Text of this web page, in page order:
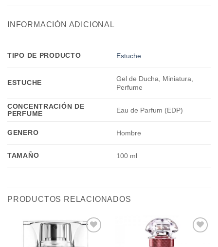
INFORMACIÓN ADICIONAL
TIPO DE PRODUCTO Estuche
ESTUCHE
Gel de Ducha, Miniatura,
Perfume
CONCENTRACIÓN DE
PERFUME
Eau de Parfum (EDP)
GENERO Hombre
TAMAÑO 100 ml
PRODUCTOS RELACIONADOS